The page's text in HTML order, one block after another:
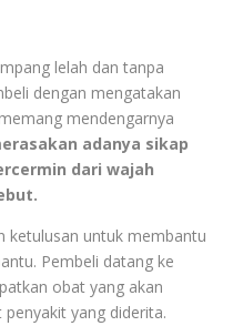
lelah dan tanpa
dengan mengatakan
mendengarnya
adanya sikap
dari wajah
ketulusan untuk membantu
Pembeli datang ke
obat yang akan
yang diderita.